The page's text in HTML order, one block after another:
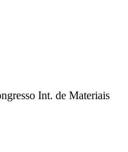
Int. de Materiais